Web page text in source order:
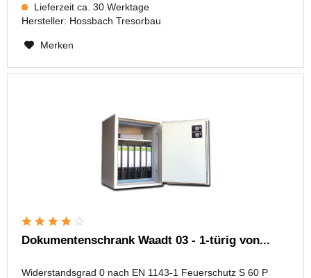
Lieferzeit ca. 30 Werktage
Hersteller: Hossbach Tresorbau
Merken
Dokumentenschrank Waadt 03 - 1-türig von...
Widerstandsgrad 0 nach EN 1143-1 Feuerschutz S 60 P